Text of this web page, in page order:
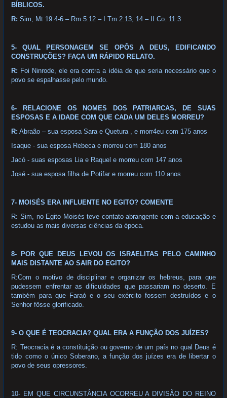
BÍBLICOS.
R:Sim, Mt 19.4-6 – Rm 5.12 – I Tm 2.13, 14 – II Co. 11.3
5- QUAL PERSONAGEM SE OPÔS A DEUS, EDIFICANDO
CONSTRUÇÕES? FAÇA UM RÁPIDO RELATO.
R: Foi Ninrode, ele era contra a idéia de que seria necessário que o
povo se espalhasse pelo mundo.
6- RELACIONE OS NOMES DOS PATRIARCAS, DE SUAS
ESPOSAS E A IDADE COM QUE CADA UM DELES MORREU?
R: Abraão – sua esposa Sara e Quetura , e morr4eu com 175 anos
Isaque - sua esposa Rebeca e morreu com 180 anos
Jacó - suas esposas Lia e Raquel e morreu com 147 anos
José - sua esposa filha de Potifar e morreu com 110 anos
7- MOISÉS ERA INFLUENTE NO EGITO? COMENTE
R: Sim, no Egito Moisés teve contato abrangente com a educação e
estudou as mais diversas ciências da época.
8- POR QUE DEUS LEVOU OS ISRAELITAS PELO CAMINHO
MAIS DISTANTE AO SAIR DO EGITO?
R:Com o motivo de disciplinar e organizar os hebreus, para que
pudessem enfrentar as dificuldades que passariam no deserto. E
também para que Faraó e o seu exército fossem destruídos e o
Senhor fôsse glorificado.
9- O QUE É TEOCRACIA? QUAL ERA A FUNÇÃO DOS JUÍZES?
R: Teocracia é a constituição ou governo de um país no qual Deus é
tido como o único Soberano, a função dos juízes era de libertar o
povo de seus opressores.
10- EM QUE CIRCUNSTÂNCIA OCORREU A DIVISÃO DO REINO